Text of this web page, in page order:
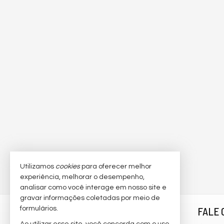
3I DIGITAL FALE
Utilizamos cookiespara oferecer melhor
experiência, melhorar o desempenho,
analisar como você interage em nosso site e
gravar informações coletadas por meio de
formulários.